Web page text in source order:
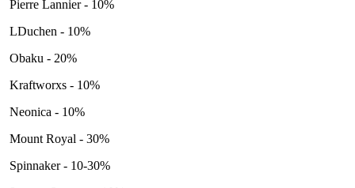
Pierre Lannier - 10%
LDuchen - 10%
Obaku - 20%
Kraftworxs - 10%
Neonica - 10%
Mount Royal - 30%
Spinnaker - 10-30%